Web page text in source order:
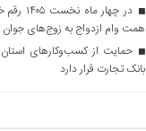
همت وام ازدواج به زوج‌های جوان
حمایت از کسب‌وکارهای
بانک تجارت قرار دارد